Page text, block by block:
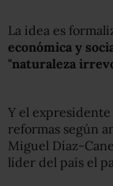
La idea es
económica y
"naturaleza
Y el expresidente
reformas según
Miguel Díaz-
líder del país el